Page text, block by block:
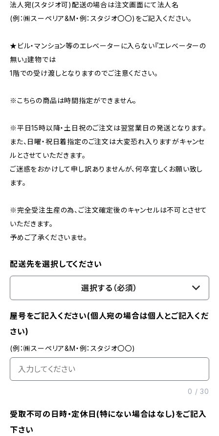
法人宛(スタジオ可)配送の場合は注文画面にて法人名
(例：㈱スーペリア&M・例：スタジオ〇〇)をご記入ください。
★ビル・マンション等のエレベーターに入らない『エレベーターの
無い』建物では
1階での受け渡しとなりますのでご注意ください。
※こちらの商品は時間指定ができません。
※平日15時以降・土日祝のご注文は翌営業日の発送となります。
また、日曜・祝日着指定のご注文は大変恐れ入りますがキャンセ
ルとさせていただきます。
ご迷惑をおかけして申し訳ありませんが、何卒宜しくお願い致し
ます。
※完全受注生産の為、ご注文確定後のキャンセルは不可とさせて
いただきます。
予めご了承くださいませ。
配送先を選択してください
選択する（必須）
屋号をご記入ください(個人宛の場合は個人とご記入くだ
さい)
(例：㈱スーペリア&M・例：スタジオ〇〇)
0 /30
受取不可の日時・定休日(特にない場合はなし)をご記入
下さい